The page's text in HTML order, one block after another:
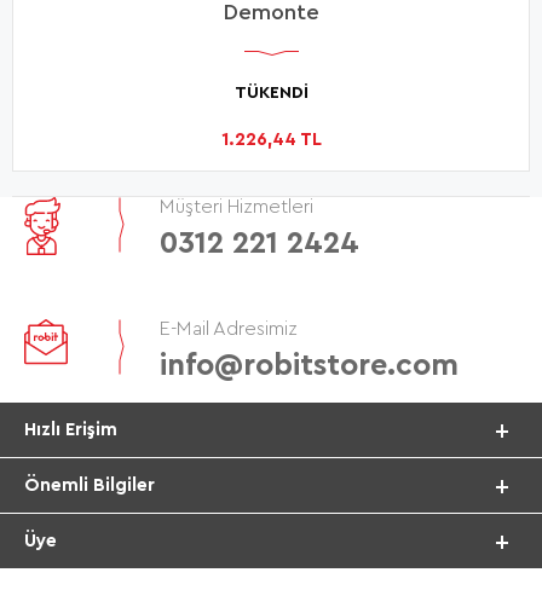
Demonte
1.226,44 TL
TÜKENDİ
Müşteri Hizmetleri
0312 221 2424
E-Mail Adresimiz
info@robitstore.com
Hızlı Erişim
Önemli Bilgiler
Üye